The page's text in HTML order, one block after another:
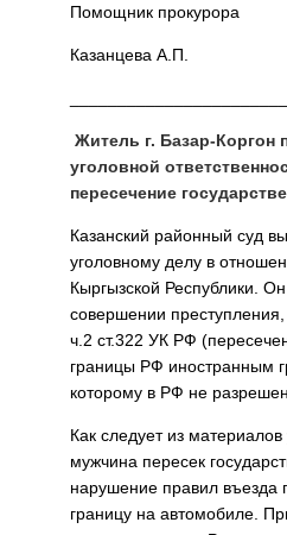
Помощник прокурора
Казанцева А.П.
Житель г. Базар-Коргон
уголовной
пересечение
Казанский районный суд
уголовному делу в
Кыргызской Республики.
совершении
ч.2 ст.322 УК РФ
границы РФ иностранным
которому в РФ не
Как следует из материалов
мужчина пересек
нарушение правил въезда
границу на автомобиле.